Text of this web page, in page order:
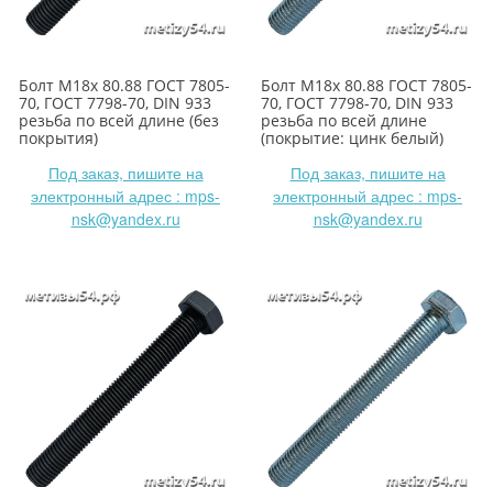
Болт М18х 80.88 ГОСТ 7805-
70, ГОСТ 7798-70, DIN 933
резьба по всей длине (без
покрытия)
Под заказ, пишите на
электронный адрес : mps-
nsk@yandex.ru
Болт М18х 80.88 ГОСТ 7805-
70, ГОСТ 7798-70, DIN 933
резьба по всей длине
(покрытие: цинк белый)
Под заказ, пишите на
электронный адрес : mps-
nsk@yandex.ru